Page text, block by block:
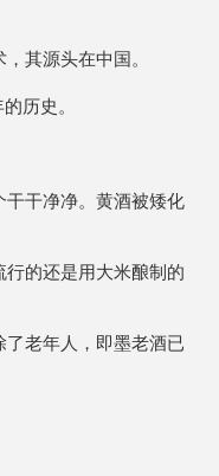
其源头在中国。
历史。
干净净。黄酒被矮化
的还是用大米酿制的
老年人，即墨老酒已